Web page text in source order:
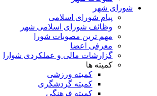
شورای شهر
پیام شورای اسلامی
وظائف شورای اسلامی شهر
مهم ترین مصوبات شورا
معرفی اعضا
گزارشات مالی و عملکردی شوارا
کمیته ها
کمیته ورزشی
کمیته گردشگری
کمیته فرهنگی